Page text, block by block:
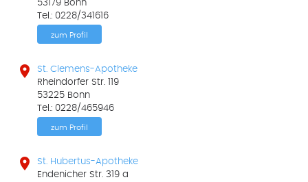
53179 Bonn
Tel.: 0228/341616
zum Profil

St. Clemens-Apotheke
Rheindorfer Str. 119
53225 Bonn
Tel.: 0228/465946
zum Profil

St. Hubertus-Apotheke
Endenicher Str. 319 a